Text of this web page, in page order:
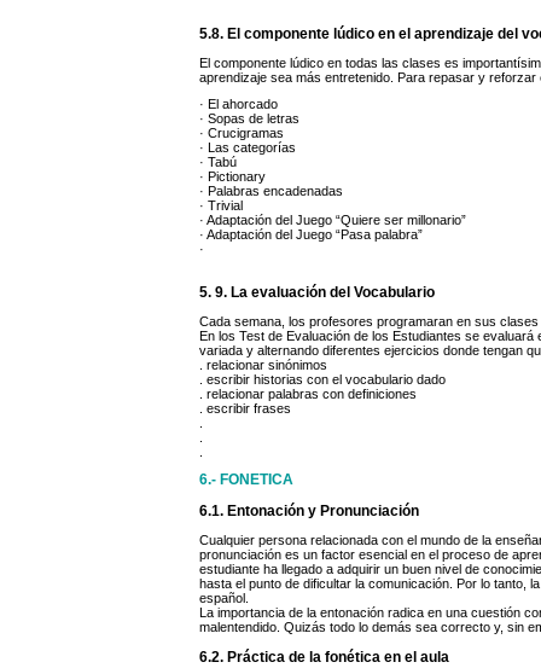
5.8. El componente lúdico en el aprendizaje del
El componente lúdico en todas las clases es
aprendizaje sea más entretenido. Para repasar y
· El ahorcado
· Sopas de letras
· Crucigramas
· Las categorías
· Tabú
· Pictionary
· Palabras encadenadas
· Trivial
· Adaptación del Juego “Quiere ser millonario”
· Adaptación del Juego “Pasa palabra”
·
5. 9. La evaluación del Vocabulario
Cada semana, los profesores programaran en sus
En los Test de Evaluación de los Estudiantes se
variada y alternando diferentes ejercicios donde tengan
. relacionar sinónimos
. escribir historias con el vocabulario dado
. relacionar palabras con definiciones
. escribir frases
6.- FONETICA
6.1. Entonación y Pronunciación
Cualquier persona relacionada con el mundo de la
pronunciación es un factor esencial en el proceso de
estudiante ha llegado a adquirir un buen nivel de
hasta el punto de dificultar la comunicación. Por lo tanto,
español.
La importancia de la entonación radica en una cuestión
malentendido. Quizás todo lo demás sea correcto y, sin
6.2. Práctica de la fonética en el aula